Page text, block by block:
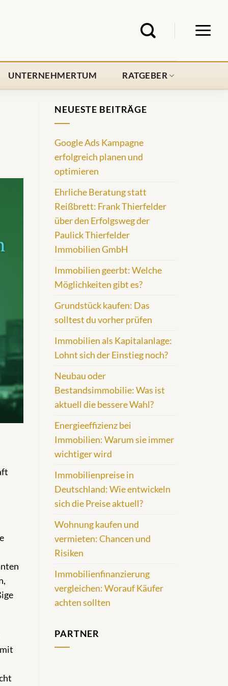
UNTERNEHMERTUM RATGEBER
NEUESTE BEITRÄGE
Google Ads Kampagne
erfolgreich planen und
optimieren
Ehrliche Beratung statt
Reißbrett: Frank Thierfelder
über den Erfolgsweg der
Paulick Thierfelder
Immobilien GmbH
Immobilien geerbt: Welche
Möglichkeiten gibt es?
Grundstück kaufen: Das
solltest du vorher prüfen
Immobilien als Kapitalanlage:
Lohnt sich der Einstieg noch?
Neubau oder
Bestandsimmobilie: Was ist
aktuell die bessere Wahl?
Energieeffizienz bei
Immobilien: Warum sie immer
wichtiger wird
Immobilienpreise in
Deutschland: Wie entwickeln
sich die Preise aktuell?
Wohnung kaufen und
vermieten: Chancen und
Risiken
Immobilienfinanzierung
vergleichen: Worauf Käufer
achten sollten
PARTNER